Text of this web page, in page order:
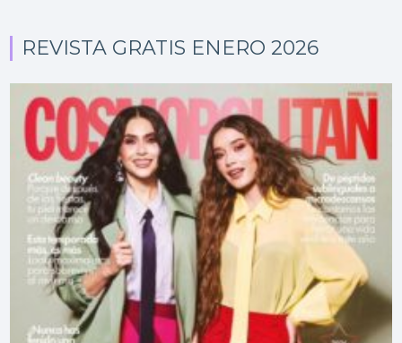
REVISTA GRATIS ENERO 2026